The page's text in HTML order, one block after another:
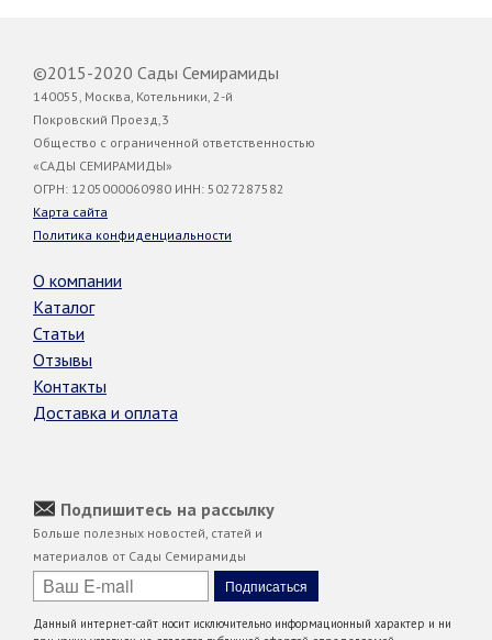
©2015-2020 Сады Семирамиды
140055, Москва, Котельники, 2-й
Покровский Проезд,3
Общество с ограниченной ответственностью
«САДЫ СЕМИРАМИДЫ»
ОГРН: 1205000060980 ИНН: 5027287582
Карта сайта
Политика конфиденциальности
О компании
Каталог
Статьи
Отзывы
Контакты
Доставка и оплата
Подпишитесь на рассылку
Больше полезных новостей, статей и
материалов от Сады Семирамиды
Данный интернет-сайт носит исключительно информационный характер и ни